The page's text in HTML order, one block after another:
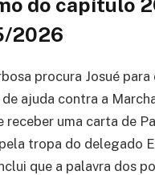
do capítulo
2026
procura Josué
ajuda contra a
receber uma carta de
tropa do delegado
que a palavra dos